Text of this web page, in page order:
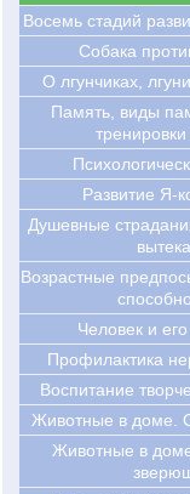
Восемь стадий
Cобака
О лгунчиках,
Память, виды
Развитие Я-
Душевные
Возрастные
Человек и
Профилактика
Воспитание
Животные в доме.
Животные в